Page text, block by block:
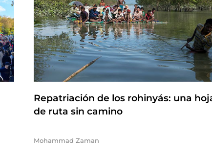
Repatriación de los rohinyás: una
de ruta sin camino
Mohammad Zaman